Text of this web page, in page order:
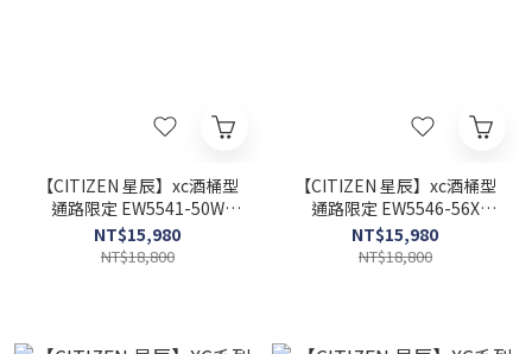
【CITIZEN 星辰】xc酒桶型
通路限定 EW5541-50W
19.5X32.1mm 現代鐘錶
NT$15,980
NT$18,800
【CITIZEN 星辰】xc酒桶型
通路限定 EW5546-56X
19.5X32.1mm 現代鐘錶
NT$15,980
NT$18,800